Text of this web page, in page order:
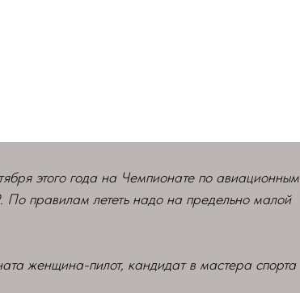
этого года на Чемпионате по авиационным
правилам лететь надо на предельно малой
женщина-пилот, кандидат в мастера спорта